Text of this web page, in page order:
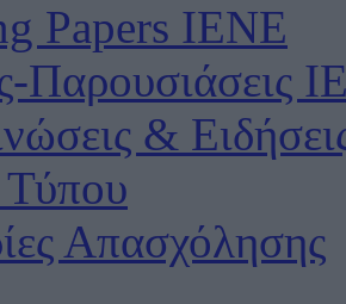
Papers IENE
Παρουσιάσεις
&
Τύπου
Απασχόλησης